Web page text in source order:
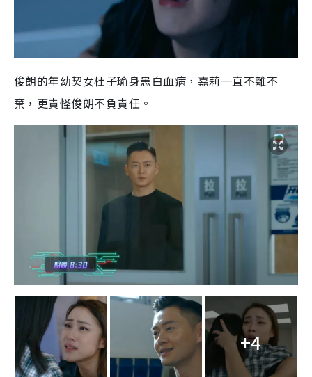
俊朗的年幼契女杜子瑜身患白血病，嘉莉一直不離不
棄，更責怪俊朗不負責任。
+4